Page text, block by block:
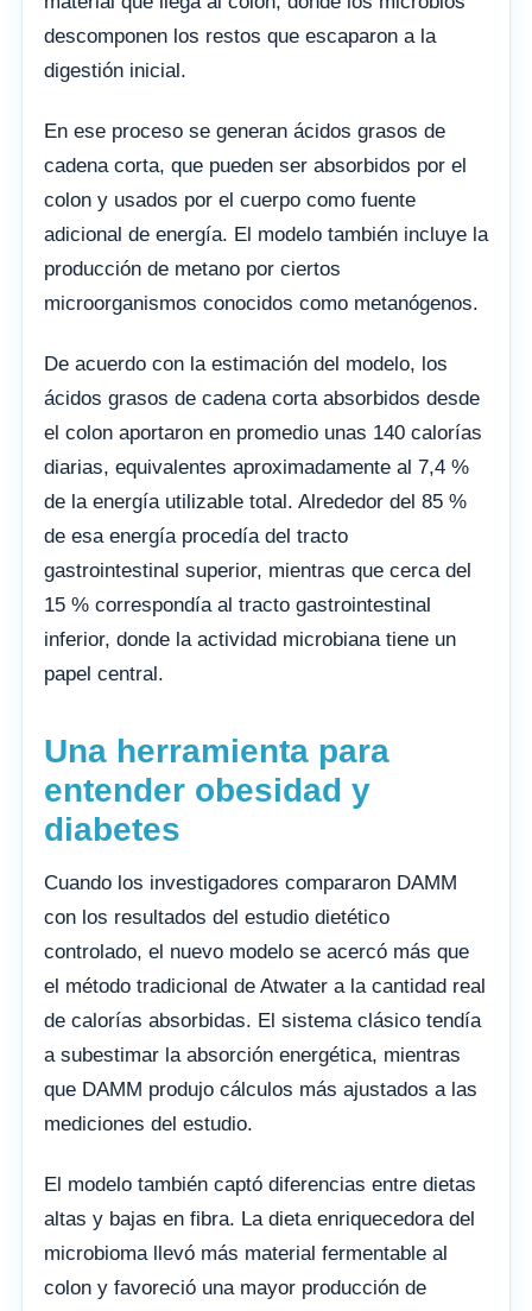
descomponen los restos que escaparon a la
digestión inicial.
En ese proceso se generan ácidos grasos de
cadena corta, que pueden ser absorbidos por el
colon y usados por el cuerpo como fuente
adicional de energía. El modelo también incluye la
producción de metano por ciertos
microorganismos conocidos como metanógenos.
De acuerdo con la estimación del modelo, los
ácidos grasos de cadena corta absorbidos desde
el colon aportaron en promedio unas 140 calorías
diarias, equivalentes aproximadamente al 7,4 %
de la energía utilizable total. Alrededor del 85 %
de esa energía procedía del tracto
gastrointestinal superior, mientras que cerca del
15 % correspondía al tracto gastrointestinal
inferior, donde la actividad microbiana tiene un
papel central.
Una herramienta para
entender obesidad y
diabetes
Cuando los investigadores compararon DAMM
con los resultados del estudio dietético
controlado, el nuevo modelo se acercó más que
el método tradicional de Atwater a la cantidad real
de calorías absorbidas. El sistema clásico tendía
a subestimar la absorción energética, mientras
que DAMM produjo cálculos más ajustados a las
mediciones del estudio.
El modelo también captó diferencias entre dietas
altas y bajas en fibra. La dieta enriquecedora del
microbioma llevó más material fermentable al
colon y favoreció una mayor producción de